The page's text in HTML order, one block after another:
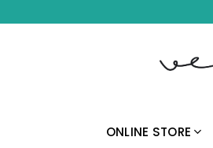
ONLINE STORE